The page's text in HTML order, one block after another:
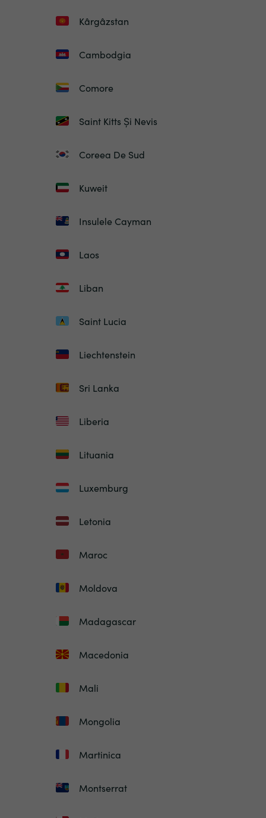
Kârgâzstan
Cambodgia
Comore
Saint Kitts Și Nevis
Coreea De Sud
Kuweit
Insulele Cayman
Laos
Liban
Saint Lucia
Liechtenstein
Sri Lanka
Liberia
Lituania
Luxemburg
Letonia
Maroc
Moldova
Madagascar
Macedonia
Mali
Mongolia
Martinica
Montserrat